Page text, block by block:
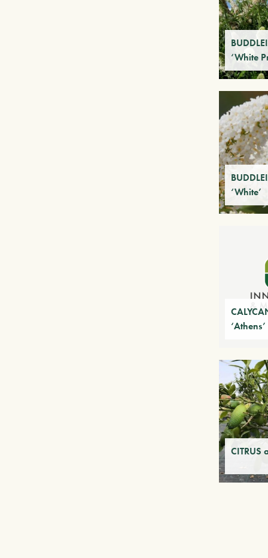
‘White
‘White’
‘Athens’
CITRUS